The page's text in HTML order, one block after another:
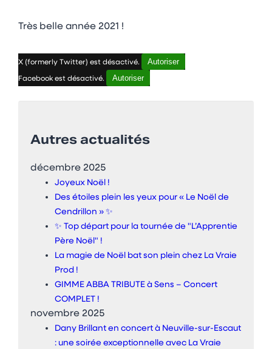
Très belle année 2021 !
X (formerly Twitter) est désactivé. Autoriser
Facebook est désactivé. Autoriser
Autres actualités
décembre 2025
Joyeux Noël !
Des étoiles plein les yeux pour « Le Noël de
Cendrillon » ✨
✨ Top départ pour la tournée de "L’Apprentie
Père Noël" !
La magie de Noël bat son plein chez La Vraie
Prod !
GIMME ABBA TRIBUTE à Sens – Concert
COMPLET !
novembre 2025
Dany Brillant en concert à Neuville-sur-Escaut
: une soirée exceptionnelle avec La Vraie